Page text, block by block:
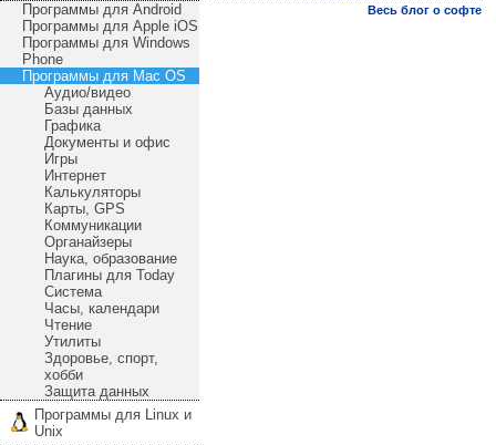
Программы для Android
Программы для Apple iOS
Программы для Windows
Phone
Программы для Mac OS
Аудио/видео
Базы данных
Графика
Документы и офис
Игры
Интернет
Калькуляторы
Карты, GPS
Коммуникации
Органайзеры
Наука, образование
Плагины для Today
Система
Часы, календари
Чтение
Утилиты
Здоровье, спорт,
хобби
Защита данных
Программы для Linux и
Unix
Весь блог о софте